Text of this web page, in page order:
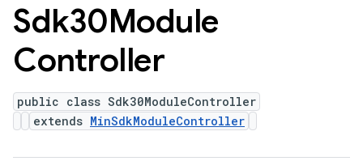
Sdk30Module
Controller
public class Sdk30ModuleController
extends MinSdkModuleController